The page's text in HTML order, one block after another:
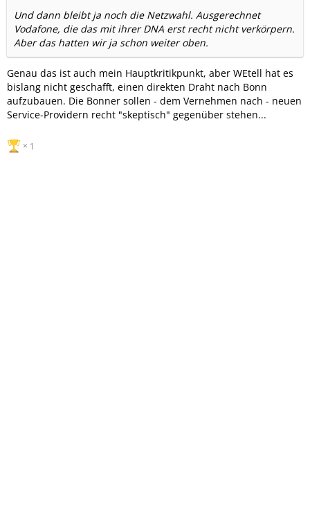
Und dann bleibt ja noch die Netzwahl. Ausgerechnet
Vodafone, die das mit ihrer DNA erst recht nicht verkörpern.
Aber das hatten wir ja schon weiter oben.
Genau das ist auch mein Hauptkritikpunkt, aber WEtell hat es
bislang nicht geschafft, einen direkten Draht nach Bonn
aufzubauen. Die Bonner sollen - dem Vernehmen nach - neuen
Service-Providern recht "skeptisch" gegenüber stehen...
1